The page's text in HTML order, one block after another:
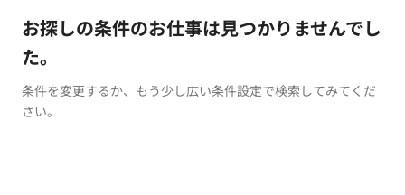
お探しの条件のお仕事は見つかりませんでし
た。
条件を変更するか、もう少し広い条件設定で検索してみてくだ
さい。